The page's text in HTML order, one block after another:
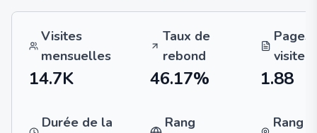
Visites
mensuelles
Taux de
rebond
Pages
visite
14.7K 46.17% 1.88
Durée de la
Rang
Rang